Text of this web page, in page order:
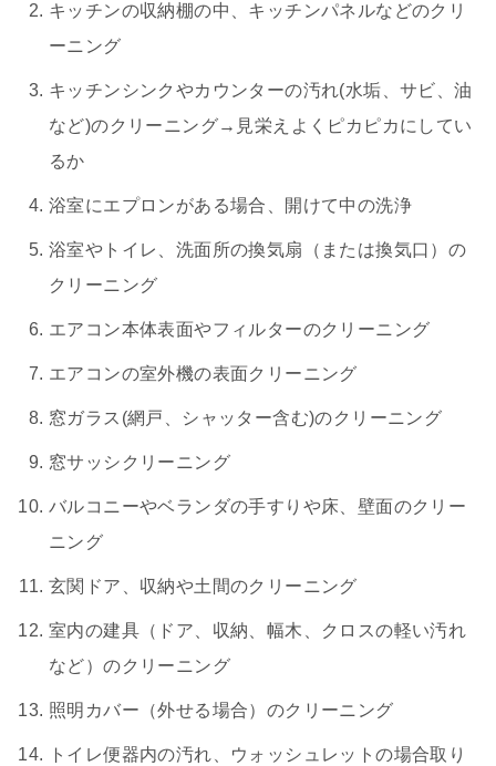
キッチンの収納棚の中、キッチンパネルなどのクリ
ーニング
キッチンシンクやカウンターの汚れ(水垢、サビ、油
など)のクリーニング→見栄えよくピカピカにしてい
るか
浴室にエプロンがある場合、開けて中の洗浄
浴室やトイレ、洗面所の換気扇（または換気口）の
クリーニング
エアコン本体表面やフィルターのクリーニング
エアコンの室外機の表面クリーニング
窓ガラス(網戸、シャッター含む)のクリーニング
窓サッシクリーニング
バルコニーやベランダの手すりや床、壁面のクリー
ニング
玄関ドア、収納や土間のクリーニング
室内の建具（ドア、収納、幅木、クロスの軽い汚れ
など）のクリーニング
照明カバー（外せる場合）のクリーニング
トイレ便器内の汚れ、ウォッシュレットの場合取り